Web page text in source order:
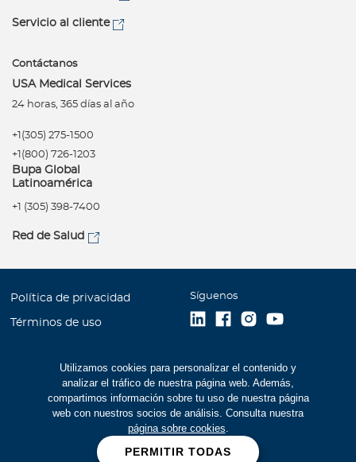
Utilizamos cookies para personalizar el contenido y
analizar el tráfico de nuestra página web. Además,
compartimos información sobre tu uso de nuestra página
web con nuestros socios de análisis. Consulta nuestra
página sobre cookies.
PERMITIR TODAS
Servicio al cliente
Contáctanos
USA Medical Services
24 horas, 365 días al año
+1(305) 275-1500
+1(800) 726-1203
Bupa Global
Latinoamérica
+1 (305) 398-7400
Red de Salud
Política de privacidad
Términos de uso
Mapa del Sitio
Trabaje con Bupa
Síguenos